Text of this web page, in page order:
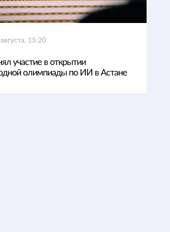
15:20
участие в открытии
олимпиады по ИИ в Астане